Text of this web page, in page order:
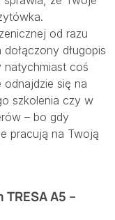
od razu
długopis
natychmiast coś
się na
szkolenia czy w
– bo gdy
pracują na Twoją
A5 –